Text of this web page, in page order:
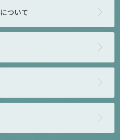
について